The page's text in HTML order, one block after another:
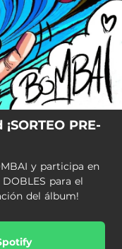
PRE-
y participa en
para el
del álbum!